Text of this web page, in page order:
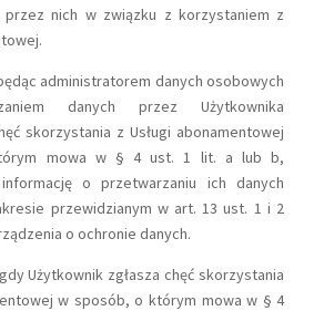
przez nich w związku z korzystaniem z
administratorem danych osobowych
danych przez Użytkownika
skorzystania z Usługi abonamentowej
mowa w § 4 ust. 1 lit. a lub b,
o przetwarzaniu ich danych
przewidzianym w art. 13 ust. 1 i 2
o ochronie danych.
Użytkownik zgłasza chęć skorzystania
w sposób, o którym mowa w § 4